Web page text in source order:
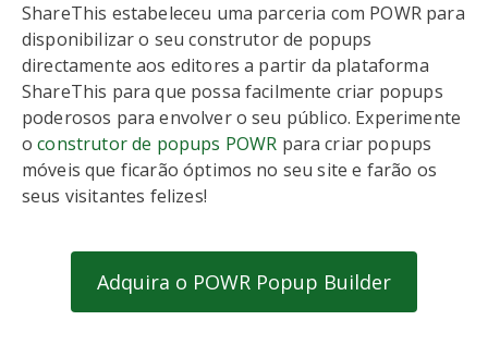
ShareThis estabeleceu uma parceria com POWR para
disponibilizar o seu construtor de popups
directamente aos editores a partir da plataforma
ShareThis para que possa facilmente criar popups
poderosos para envolver o seu público. Experimente
oconstrutor de popups POWR para criar popups
móveis que ficarão óptimos no seu site e farão os
seus visitantes felizes!
Adquira o POWR Popup Builder